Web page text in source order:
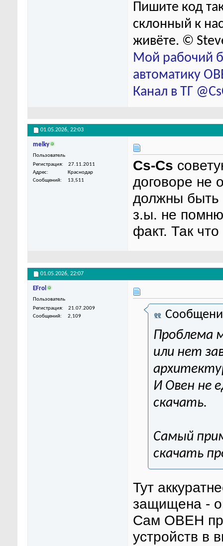
Пишите код
склонный к
живёте. ©
Мой рабочий
автоматику
Канал в ТГ
01.05.2026, 22:03
melky
Пользователь
Регистрация
27.11.2011
Адрес
Краснодар
Сообщений
13,511
Cs-Cs
договоре не
должны быть
з.ы. не помню
факт. Так
01.05.2026, 22:07
EFrol
Пользователь
Регистрация
21.07.2009
Сообщений
2,109
Проблема
или нет
И Овен не
скачать.
Самый
скачать
Тут
защищена -
Сам ОВЕН
устройств в